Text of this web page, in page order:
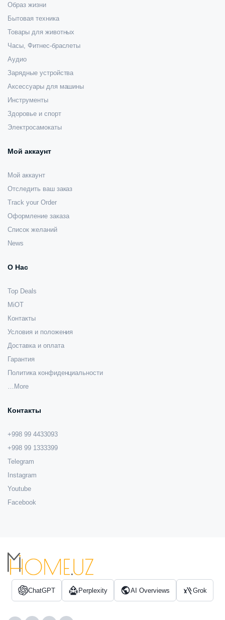
Образ жизни
Бытовая техника
Товары для животных
Часы, Фитнес-браслеты
Аудио
Зарядные устройства
Аксессуары для машины
Инструменты
Здоровье и спорт
Электросамокаты
Мой аккаунт
Мой аккаунт
Отследить ваш заказ
Track your Order
Оформление заказа
Список желаний
News
О Нас
Top Deals
MiOT
Контакты
Условия и положения
Доставка и оплата
Гарантия
Политика конфиденциальности
…More
Контакты
+998 99 4433093
+998 99 1333399
Telegram
Instagram
Youtube
Facebook
ChatGPT Perplexity AI Overviews Grok